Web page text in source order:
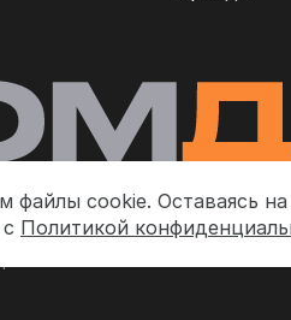
файлы cookie. Оставаясь
Политикой